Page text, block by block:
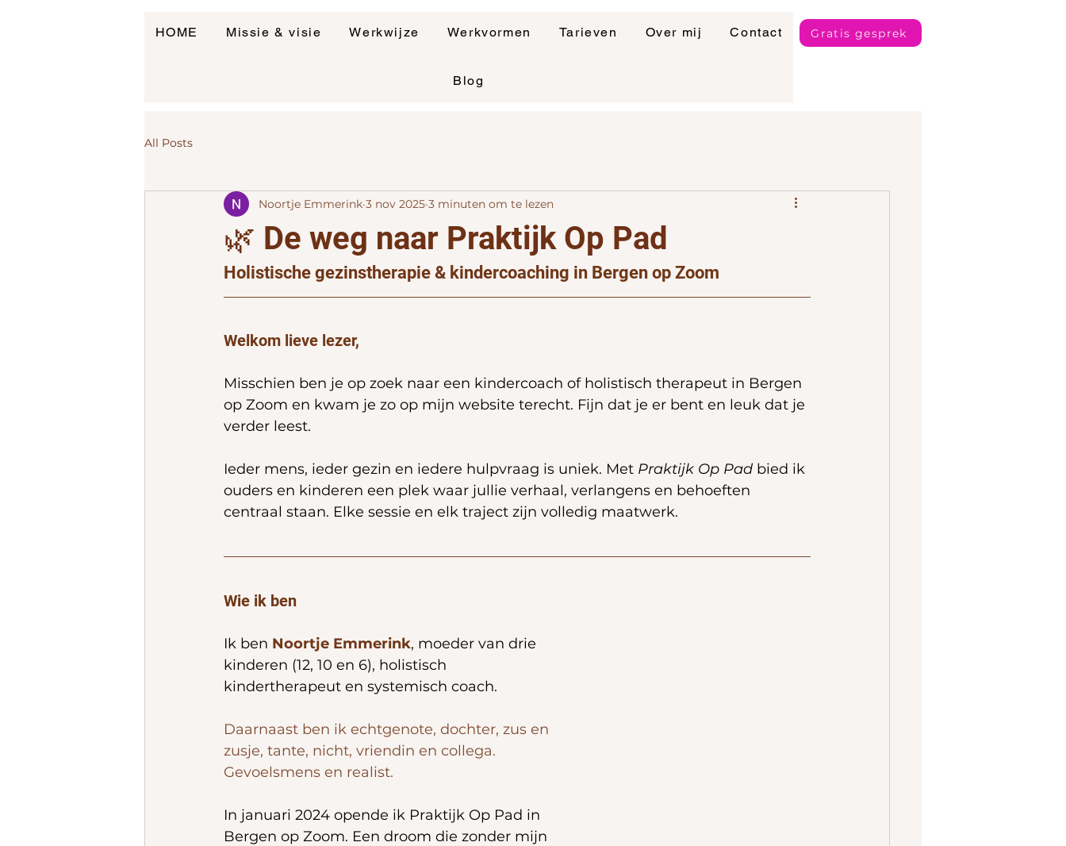
HOME Missie & visie Werkwijze Werkvormen Tarieven Over mij Contact
Blog
Gratis gesprek
All Posts
🌿 De weg naar Praktijk Op Pad
Noortje Emmerink 3 nov 2025 3 minuten om te lezen
Holistische gezinstherapie & kindercoaching in Bergen op Zoom
Welkom lieve lezer,
Misschien ben je op zoek naar een kindercoach of holistisch therapeut in Bergen
op Zoom en kwam je zo op mijn website terecht. Fijn dat je er bent en leuk dat je
verder leest.
Ieder mens, ieder gezin en iedere hulpvraag is uniek. Met Praktijk Op Pad bied ik
ouders en kinderen een plek waar jullie verhaal, verlangens en behoeften
centraal staan. Elke sessie en elk traject zijn volledig maatwerk.
Wie ik ben
Ik ben Noortje Emmerink, moeder van drie
kinderen (12, 10 en 6), holistisch
kindertherapeut en systemisch coach.
Daarnaast ben ik echtgenote, dochter, zus en
zusje, tante, nicht, vriendin en collega.
Gevoelsmens en realist.
In januari 2024 opende ik Praktijk Op Pad in
Bergen op Zoom. Een droom die zonder mijn